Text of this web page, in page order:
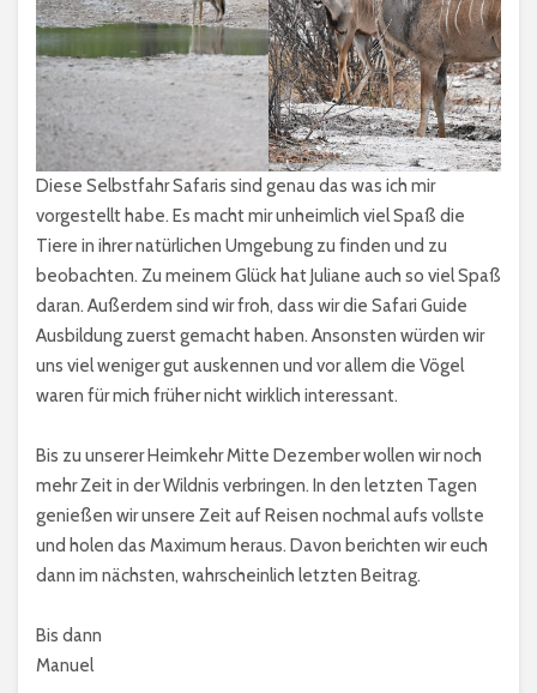
Diese Selbstfahr Safaris sind genau das was ich mir
vorgestellt habe. Es macht mir unheimlich viel Spaß die
Tiere in ihrer natürlichen Umgebung zu finden und zu
beobachten. Zu meinem Glück hat Juliane auch so viel Spaß
daran. Außerdem sind wir froh, dass wir die Safari Guide
Ausbildung zuerst gemacht haben. Ansonsten würden wir
uns viel weniger gut auskennen und vor allem die Vögel
waren für mich früher nicht wirklich interessant.
Bis zu unserer Heimkehr Mitte Dezember wollen wir noch
mehr Zeit in der Wildnis verbringen. In den letzten Tagen
genießen wir unsere Zeit auf Reisen nochmal aufs vollste
und holen das Maximum heraus. Davon berichten wir euch
dann im nächsten, wahrscheinlich letzten Beitrag.
Bis dann
Manuel